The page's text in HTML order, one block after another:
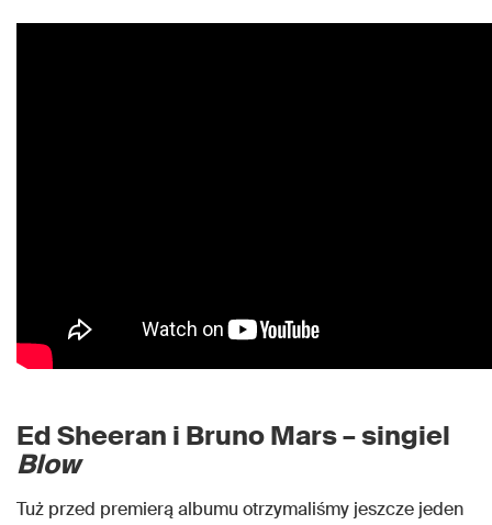
Ed Sheeran i Bruno Mars – singiel
Blow
Tuż przed premierą albumu otrzymaliśmy jeszcze jeden